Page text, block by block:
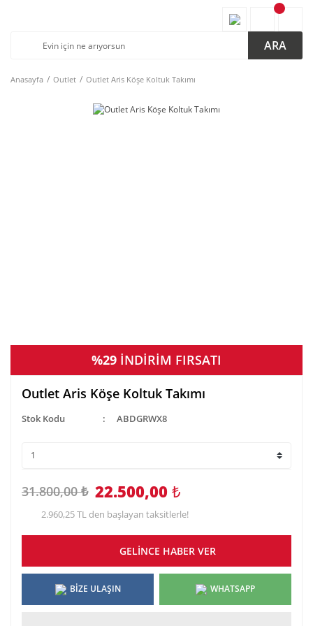
ARA
Anasayfa Outlet Outlet Aris Köşe Koltuk Takımı
%29 İNDİRİM FIRSATI
Outlet Aris Köşe Koltuk Takımı
Stok Kodu ABDGRWX8
31.800,00 ₺ 22.500,00 ₺
2.960,25 TL den başlayan taksitlerle!
GELİNCE HABER VER
BİZE ULAŞIN WHATSAPP